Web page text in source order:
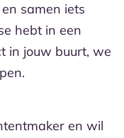
samen iets
hebt in een
in jouw buurt, we
en wil